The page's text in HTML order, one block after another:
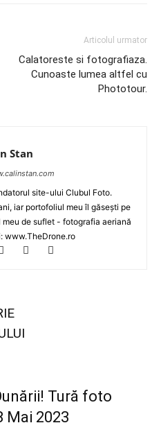
Articolul urmator
Calatoreste si fotografiaza.
Cunoaste lumea altfel cu
Phototour.
Stan
site-ului Clubul Foto.
iar portofoliul meu îl găsești pe
de suflet - fotografia aeriană
www.TheDrone.ro
Tură foto
Mai 2023